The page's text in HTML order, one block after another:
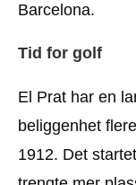
Barcelona.
Tid for golf
El Prat har en
beliggenhet
1912. Det